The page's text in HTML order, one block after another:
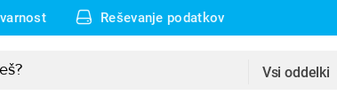
Reševanje podatkov
Vsi oddelki